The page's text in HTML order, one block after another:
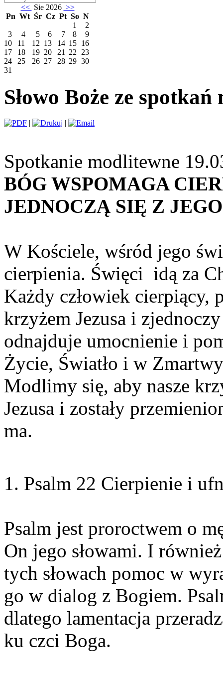
<< Sie 2026 >>
Pn Wt Śr Cz Pt So N
1
2
3
4 5 6 7 8
9
10
11 12 13 14 15 16
17
18 19 20 21 22
23
24
25 26 27 28 29 30
31
Słowo Boże ze
| |
Spotkanie modlitewne
BÓG WSPOMAGA
JEDNOCZĄ SIĘ Z
W Kościele, wśród jego
cierpienia. Święci idą za
Każdy człowiek cierpiący,
krzyżem Jezusa i
odnajduje umocnienie i
Życie, Światło i w
Modlimy się, aby nasze
Jezusa i zostały
ma.
1. Psalm 22 Cierpienie i
Psalm jest proroctwem o
On jego słowami. I
tych słowach pomoc w
go w dialog z Bogiem.
dlatego lamentacja
ku czci Boga.